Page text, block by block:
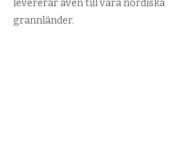
levererar även till våra nordiska
grannländer.